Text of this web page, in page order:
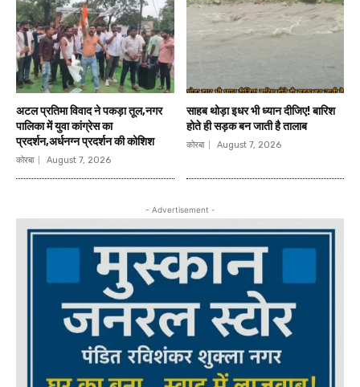
अटल प्रतिमा विवाद ने पकड़ा तूल,नगर
पालिका में युवा कांग्रेस का
प्रदर्शन,अर्धनग्न प्रदर्शन की कोशिश
कोरबा August 7, 2026
साहब थोड़ा इधर भी ध्यान दीजिए! बारिश
होते ही सड़क बन जाती है तालाब
कोरबा August 7, 2026
- Advertisement -